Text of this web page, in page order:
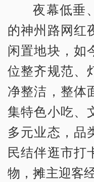
夜幕低垂
的神州路网红
闲置地块，如
位整齐规范、
净整洁，整体
集特色小吃、
多元业态，品
民结伴逛市打
物，摊主迎客